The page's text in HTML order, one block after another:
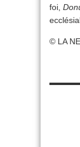
foi,
© LA